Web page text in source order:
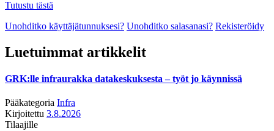
Tutustu tästä
Unohditko käyttäjätunnuksesi? Unohditko salasanasi? Rekisteröidy
Luetuimmat artikkelit
GRK:lle infraurakka datakeskuksesta – työt jo käynnissä
Pääkategoria Infra
Kirjoitettu 3.8.2026
Tilaajille